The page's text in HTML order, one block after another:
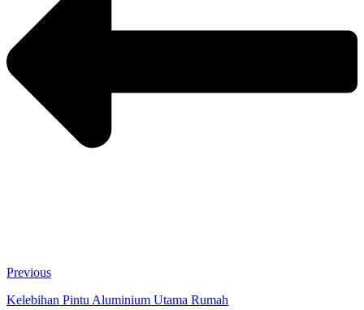
Previous
Kelebihan Pintu Aluminium Utama Rumah